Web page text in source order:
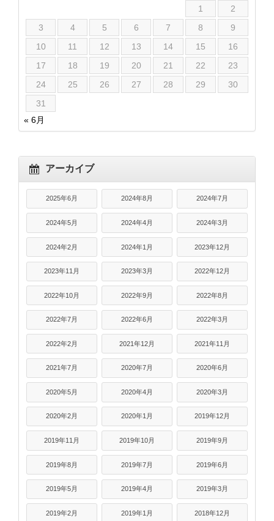
1
2
3
4 5 6 7 8
9
10
11 12 13 14 15
16
17
18 19 20 21 22
23
24
25 26 27 28 29
30
31
« 6月
アーカイブ
2025年6月 2024年8月 2024年7月
2024年5月 2024年4月 2024年3月
2024年2月 2024年1月 2023年12月
2023年11月 2023年3月 2022年12月
2022年10月 2022年9月 2022年8月
2022年7月 2022年6月 2022年3月
2022年2月 2021年12月 2021年11月
2021年7月 2020年7月 2020年6月
2020年5月 2020年4月 2020年3月
2020年2月 2020年1月 2019年12月
2019年11月 2019年10月 2019年9月
2019年8月 2019年7月 2019年6月
2019年5月 2019年4月 2019年3月
2019年2月 2019年1月 2018年12月